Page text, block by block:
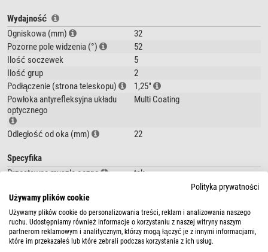
pole widzenia 52 stopnie: wyraźnie szersze niż w przypadku okularów
Kellner i Plössl,
wielowarstwowe powłoki antyodblaskowe i wyczernione krawędzie
soczewek to lepszy kontrast,
złącze 1,25": okulary pasują do każdego teleskopu,
odwijana gumowa muszla oczna chroni przed światłem rozproszonym.
Pole widzenia 52°: brak efektu "dziurki od klucza"
Okulary Super Plössl sprawdzają się podczas obserwacji. W porównaniu
do tanich okularów standardowych mają one pole widzenia 52 stopnie -
szersze okno na niebo podczas Twoich obserwacji. Oznacza to, że
Wyczernione krawędzie soczewek: wyższy kontrast w przypadku
Podczas obserwacji przez teleskop ważna jest dobra jakość okularów. Są
one tak samo ważne jak sam teleskop. Okaże się, czy zobaczysz delikatne
ramiona spiralne galaktyki M51, lub planetoidy, których jasność ociera się o
granicę zasięgu teleskopu. Natomiast w przypadku jasnych obiektów
zredukowane są odblaski.
Wydajność
Ogniskowa (mm)
32
Pozorne pole widzenia (°)
52
Ilość soczewek
5
Ilość grup
2
Podłączenie (strona teleskopu)
1,25"
Powłoka antyrefleksyjna układu
optycznego
Multi Coating
Odległość od oka (mm) 22
Specyfika
Przestawne muszle oczne
tak
Ogólnie
Seria
Super Plössl
Typ
Okular
Polityka prywatności
Używamy plików cookie
Używamy plików cookie do personalizowania treści, reklam i analizowania naszego
ruchu. Udostępniamy również informacje o korzystaniu z naszej witryny naszym
partnerom reklamowym i analitycznym, którzy mogą łączyć je z innymi informacjami,
które im przekazałeś lub które zebrali podczas korzystania z ich usług.